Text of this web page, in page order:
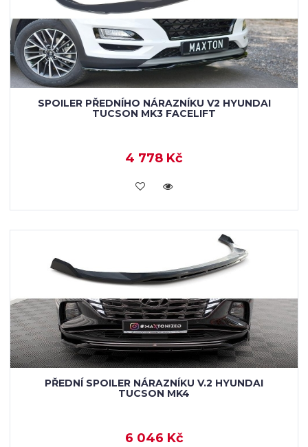
SPOILER PŘEDNÍHO NÁRAZNÍKU V2 HYUNDAI
TUCSON MK3 FACELIFT
4 778 Kč
KOUPIT
PŘEDNÍ SPOILER NÁRAZNÍKU V.2 HYUNDAI
TUCSON MK4
6 046 Kč